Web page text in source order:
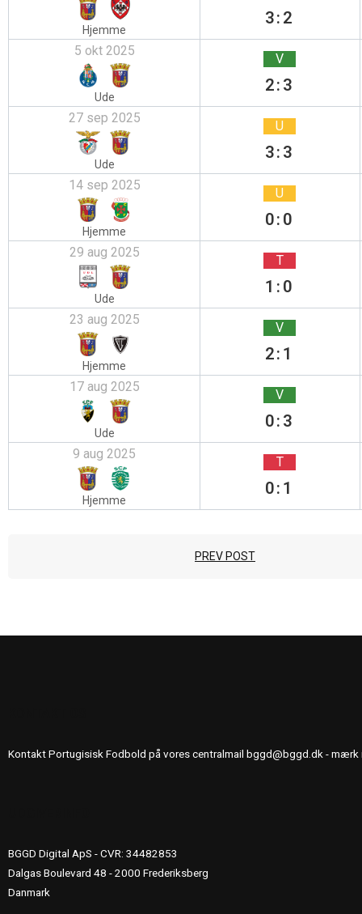
Hjemme
3:2
5 okt 2025
Ude
V
2:3
27 sep 2025
Ude
U
3:3
14 sep 2025
Hjemme
U
0:0
29 aug 2025
Ude
T
1:0
23 aug 2025
Hjemme
V
2:1
17 aug 2025
Ude
V
0:3
9 aug 2025
Hjemme
T
0:1
PREV POST
Kontakt Portugisisk Fodbold på vores centralmail bggd@bggd.dk - mærk
BGGD Digital ApS - CVR: 34482853
Dalgas Boulevard 48 - 2000 Frederiksberg
Danmark